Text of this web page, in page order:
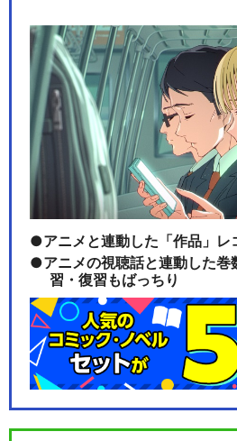
アニメと連動した「作品」レ
アニメの視聴話と連動した巻
習・復習もばっちり